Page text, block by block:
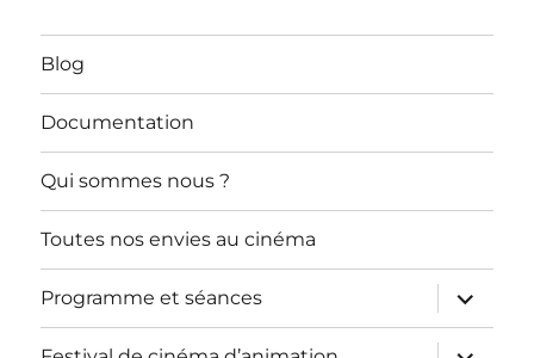
Blog
Documentation
Qui sommes nous ?
Toutes nos envies au cinéma
Programme et séances
ouvrir
le
sous-
menu
ouvrir